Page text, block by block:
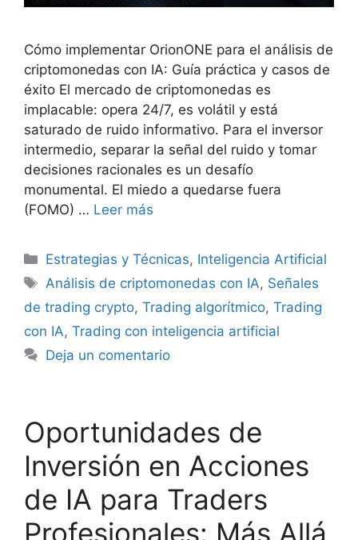
Cómo implementar OrionONE para el análisis de
criptomonedas con IA: Guía práctica y casos de
éxito El mercado de criptomonedas es
implacable: opera 24/7, es volátil y está
saturado de ruido informativo. Para el inversor
intermedio, separar la señal del ruido y tomar
decisiones racionales es un desafío
monumental. El miedo a quedarse fuera
(FOMO) … Leer más
Categorías
Estrategias y Técnicas, Inteligencia Artificial
Etiquetas
Análisis de criptomonedas con IA, Señales
de trading crypto, Trading algorítmico, Trading
con IA, Trading con inteligencia artificial
Deja un comentario
Oportunidades de
Inversión en Acciones
de IA para Traders
Profesionales: Más Allá